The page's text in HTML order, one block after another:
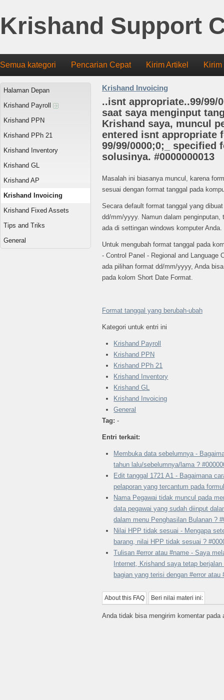
Krishand Support
Semua kategori Pencarian Cepat Kirim Artikel
Halaman Depan
Krishand Payroll
Krishand PPN
Krishand PPh 21
Krishand Inventory
Krishand GL
Krishand AP
Krishand Invoicing
Krishand Fixed Assets
Tips and Triks
General
Krishand Invoicing
..isnt appropriate..99/99/
saat saya menginput
Krishand saya, muncul
entered isnt appropriate
99/99/0000;0;_ specified
solusinya. #0000000013
Masalah ini biasanya muncul, karena
sesuai dengan format tanggal pada
Secara default format tanggal yang
dd/mm/yyyy. Namun dalam penginputan,
ada di settingan windows komputer Anda.
Untuk mengubah format tanggal pada
- Control Panel - Regional and Language
ada pilihan format dd/mm/yyyy, Anda
pada kolom Short Date Format.
Format tanggal yang berubah-ubah
Kategori untuk entri ini
Krishand Payroll
Krishand PPN
Krishand PPh 21
Krishand Inventory
Krishand GL
Krishand Invoicing
General
Tag: -
Entri terkait:
Membuka data sebelumnya -
tahun lalu/sebelumnya/lama ?
Edit tanggal 1721 A1 - Bagaimana
pelaporan yang tercantum pada
Nama Pegawai tidak muncul pada
data pegawai yang sudah diinput
dalam menu Penghasilan Bulanan ?
Nilai HPP tidak sesuai - Mengapa
barang, nilai HPP tidak sesuai ?
Tulisan #error atau #name - Saya
Internet, Krishand saya tetap
bagian yang terisi dengan #error atau
About this FAQ Beri nilai materi ini:
Anda tidak bisa mengirim komentar pada